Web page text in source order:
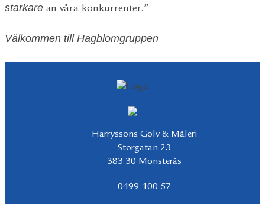
starkare än våra konkurrenter.”
Välkommen till Hagblomgruppen
Harryssons Golv & Måleri
Storgatan 23
383 30 Mönsterås
0499-100 57